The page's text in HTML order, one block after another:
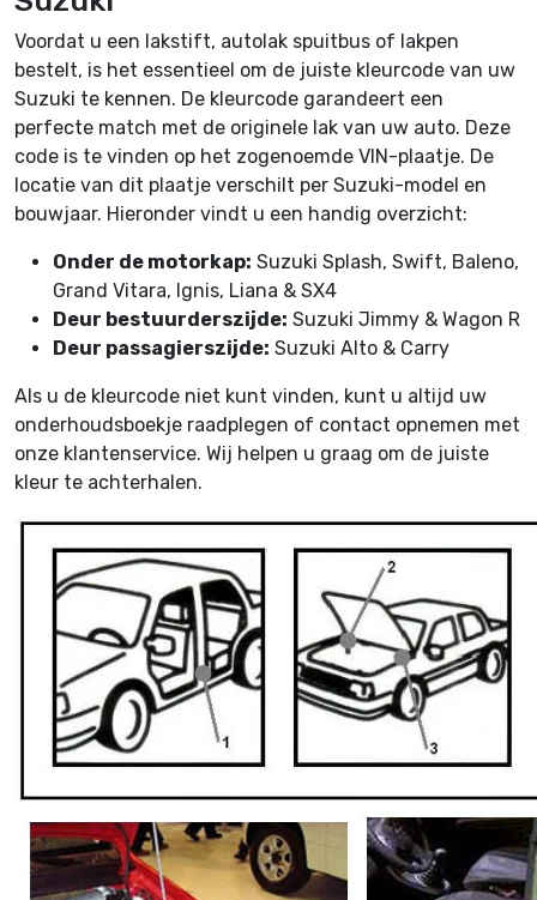
Voordat u een lakstift, autolak spuitbus of lakpen
bestelt, is het essentieel om de juiste kleurcode van uw
Suzuki te kennen. De kleurcode garandeert een
perfecte match met de originele lak van uw auto. Deze
code is te vinden op het zogenoemde VIN-plaatje. De
locatie van dit plaatje verschilt per Suzuki-model en
bouwjaar. Hieronder vindt u een handig overzicht:
Onder de motorkap: Suzuki Splash, Swift, Baleno,
Grand Vitara, Ignis, Liana & SX4
Deur bestuurderszijde: Suzuki Jimmy & Wagon R
Deur passagierszijde: Suzuki Alto & Carry
Als u de kleurcode niet kunt vinden, kunt u altijd uw
onderhoudsboekje raadplegen of contact opnemen met
onze klantenservice. Wij helpen u graag om de juiste
kleur te achterhalen.